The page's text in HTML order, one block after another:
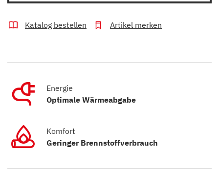
Katalog bestellen Artikel merken
Energie
Optimale Wärmeabgabe
Komfort
Geringer Brennstoffverbrauch